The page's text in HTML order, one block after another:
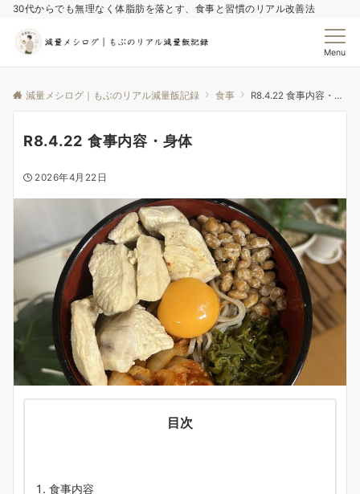
30代からでも無理なく体脂肪を落とす、食事と習慣のリアル改善法
Menu
減量メシログ｜もぶのリアル減量飯記録 食事 R8.4.22 食事内容・身体
R8.4.22 食事内容・身体
2026年4月22日
目次
食事内容